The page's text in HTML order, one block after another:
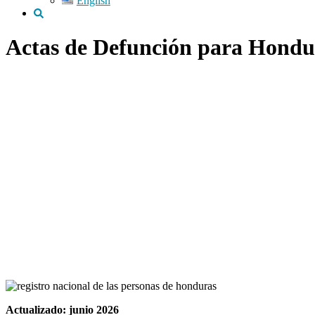
Actas de Defunción para
Actualizado: junio 2026